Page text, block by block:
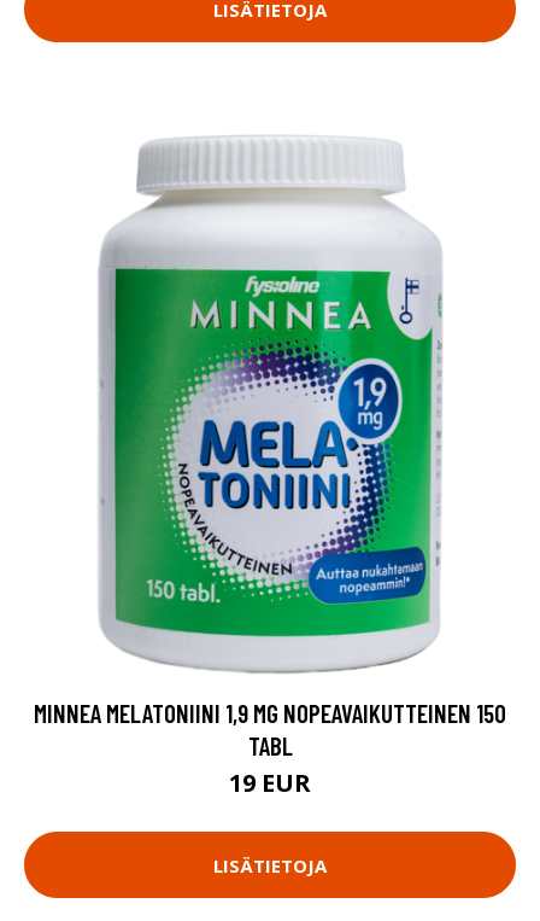
LISÄTIETOJA
MINNEA MELATONIINI 1,9 MG NOPEAVAIKUTTEINEN 150
TABL
19 EUR
LISÄTIETOJA